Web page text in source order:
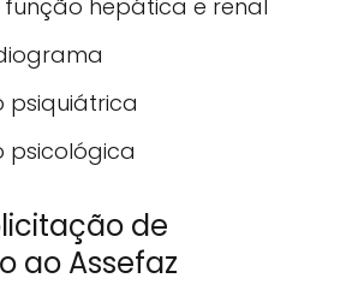
função hepática e renal
psiquiátrica
psicológica
de
ao Assefaz